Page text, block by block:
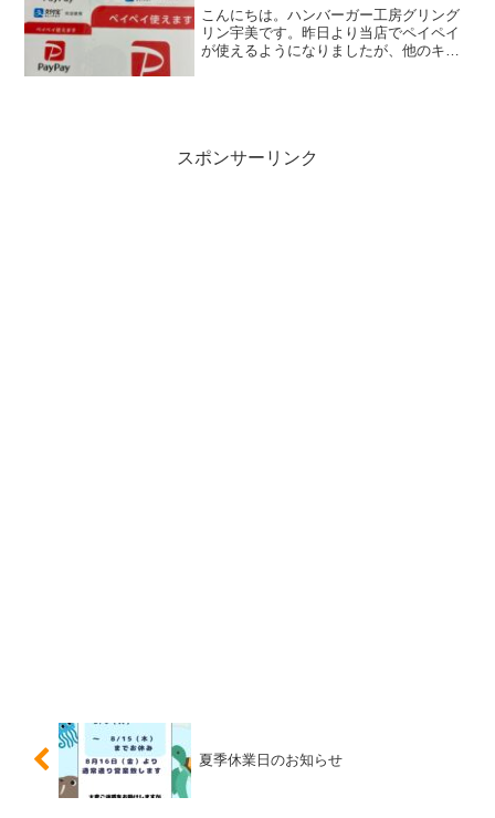
こんにちは。ハンバーガー工房グリング
リン宇美です。昨日より当店でペイペイ
が使えるようになりましたが、他のキャ
スポンサーリンク
夏季休業日のお知らせ